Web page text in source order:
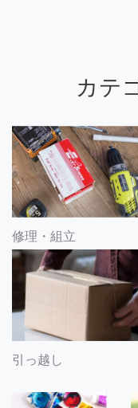
カテ
修理・組立
引っ越し